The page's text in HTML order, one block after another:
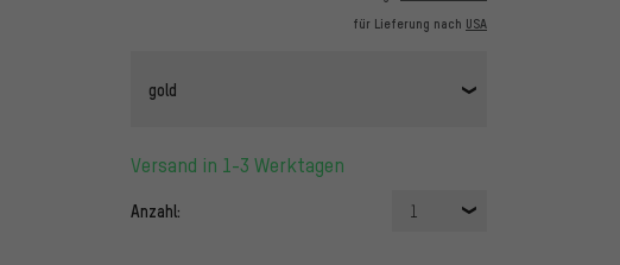
für Lieferung nach USA
gold
Versand in 1-3 Werktagen
Anzahl: 1